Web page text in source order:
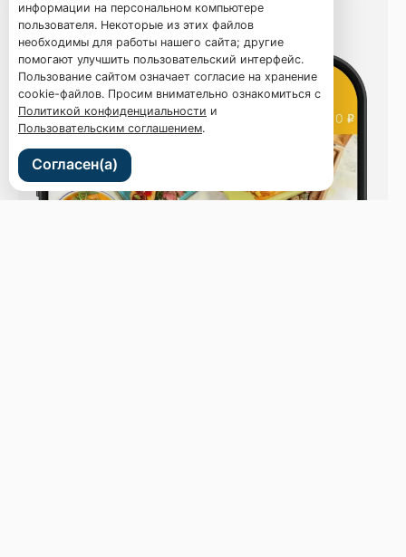
информации на персональном компьютере
пользователя. Некоторые из этих файлов
необходимы для работы нашего сайта; другие
помогают улучшить пользовательский интерфейс.
Пользование сайтом означает согласие на хранение
cookie-файлов. Просим внимательно ознакомиться с
Политикой конфиденциальности и
Пользовательским соглашением.
Согласен(а)